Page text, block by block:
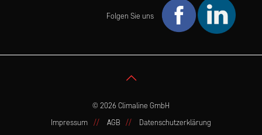
Folgen Sie uns
© 2026 Climaline GmbH
Impressum AGB Datenschutzerklärung